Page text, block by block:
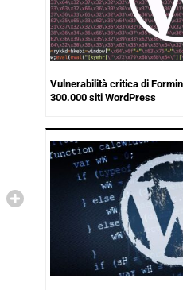
Vulnerabilità critica di
300.000 siti WordPress